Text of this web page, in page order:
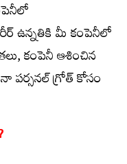
ఉన్నతికి మీ కంపెనీలో
కంపెనీ ఆశించిన
పర్సనల్ గ్రోత్ కోసం